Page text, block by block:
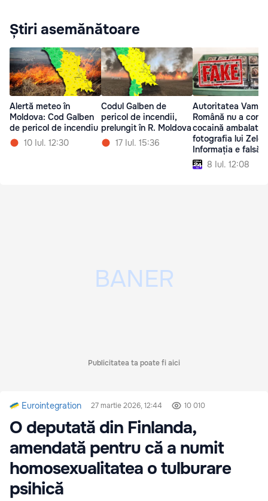
Știri asemănătoare
Alertă meteo în
Moldova: Cod Galben
de pericol de incendiu
10 Iul. 12:30
Codul Galben de
pericol de incendii,
prelungit în R. Moldova
17 Iul. 15:36
Autoritatea
Română nu a
cocaină ambalată
fotografia lui
Informația e falsă
8 Iul. 12:08
Publicitatea ta poate fi aici
Eurointegration 27 martie 2026, 12:44 10 010
O deputată din Finlanda,
amendată pentru că a numit
homosexualitatea o tulburare
psihică